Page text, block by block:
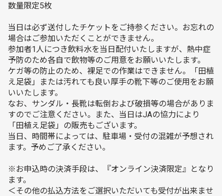
数量限定5枚
当日は必ず送付したチケットをご持参ください。お忘れの
場合はご参加いただくことができません。
参加者1人につき飲料水を当日配付いたしますが、熱中症
予防のため各自で飲物等のご用意をお願いいたします。
ケガ等の防止のため、裸足での作業はできません。「田植
え足袋」または汚れても良い厚手の靴下等のご使用をお願
いいたします。
なお、サンダル・長靴は転倒および破損等の場合がありま
すのでご注意ください。また、当日はJAの協力により
「田植え足袋」の販売もございます。
当日、時間帯によっては、駐車場・受付の混雑が予想され
ます。予めご了承ください。
※お申込時の決済手段は、『オンライン決済限定』となり
ます。
＜その他の払込方法をご選択いただいても受付が出来ませ